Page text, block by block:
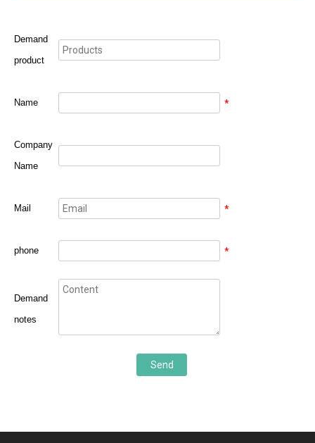
Demand
product
Name *
Company
Name
Mail *
phone *
Demand
notes
Send